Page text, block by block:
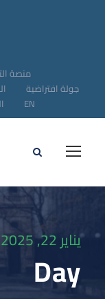
منصة
جولة افتراضية
EN
يناير 22, 2025
Day